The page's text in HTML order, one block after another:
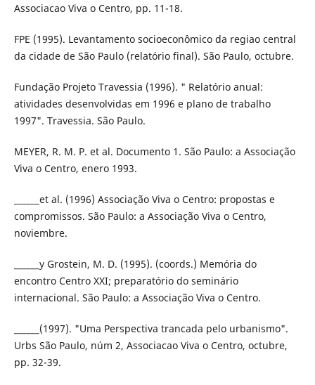
Associacao Viva o Centro, pp. 11-18.
FPE (1995). Levantamento socioeconômico da regiao central
da cidade de São Paulo (relatório final). São Paulo, octubre.
Fundação Projeto Travessia (1996). " Relatório anual:
atividades desenvolvidas em 1996 e plano de trabalho
1997". Travessia. São Paulo.
MEYER, R. M. P. et al. Documento 1. São Paulo: a Associação
Viva o Centro, enero 1993.
______et al. (1996) Associação Viva o Centro: propostas e
compromissos. São Paulo: a Associação Viva o Centro,
noviembre.
______y Grostein, M. D. (1995). (coords.) Memória do
encontro Centro XXI; preparatório do seminário
internacional. São Paulo: a Associação Viva o Centro.
______(1997). "Uma Perspectiva trancada pelo urbanismo".
Urbs São Paulo, núm 2, Associacao Viva o Centro, octubre,
pp. 32-39.